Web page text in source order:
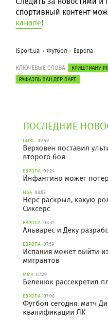
спортивный контент
канале!
iSport.ua Футбол Европа
КЛЮЧЕВЫЕ СЛОВА: КРИШТИАНУ
РАФАЭЛЬ ВАН ДЕР ВАРТ
ПОСЛЕДНИЕ
БОКС 09:49
Верховен поставил
второго боя
ЕВРОПА 09:24
Инфантино может
НБА 08:53
Нёрс раскрыл, какую
Сиксерс
ЕВРОПА 08:32
Альварес и Деку
ЕВРОПА 07:59
Испания может выйти
мигрантов
ММА 07:29
Беленюк рассекретил
ЕВРОПА 07:08
Футбол сегодня: матч
квалификации ЛК